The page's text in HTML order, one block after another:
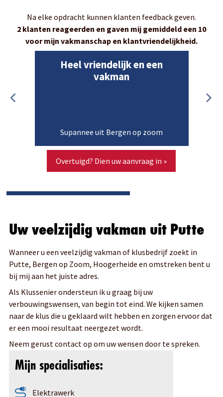
Na elke opdracht kunnen klanten feedback geven.
2 klanten reageerden en gaven mij gemiddeld een 10
voor mijn vakmanschap en klantvriendelijkheid.
Heel vriendelijk en een
vakman
Supannee uit Bergen op zoom
Overtuigd? Dien uw aanvraag in »
Uw veelzijdig vakman uit Putte
Wanneer u een veelzijdig vakman of klusbedrijf zoekt in
Putte, Bergen op Zoom, Hoogerheide en omstreken bent u
bij mij aan het juiste adres.
Als Klussenier ondersteun ik u graag bij uw
verbouwingswensen, van begin tot eind. We kijken samen
naar de klus die u geklaard wilt hebben en zorgen ervoor dat
er een mooi resultaat neergezet wordt.
Neem gerust contact op om uw wensen door te spreken.
Mijn specialisaties:
Elektrawerk